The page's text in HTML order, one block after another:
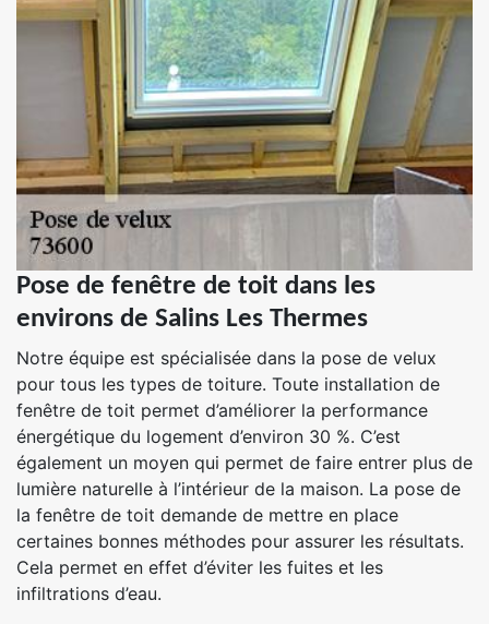
Pose de fenêtre de toit dans les
environs de Salins Les Thermes
Notre équipe est spécialisée dans la pose de velux
pour tous les types de toiture. Toute installation de
fenêtre de toit permet d’améliorer la performance
énergétique du logement d’environ 30 %. C’est
également un moyen qui permet de faire entrer plus de
lumière naturelle à l’intérieur de la maison. La pose de
la fenêtre de toit demande de mettre en place
certaines bonnes méthodes pour assurer les résultats.
Cela permet en effet d’éviter les fuites et les
infiltrations d’eau.